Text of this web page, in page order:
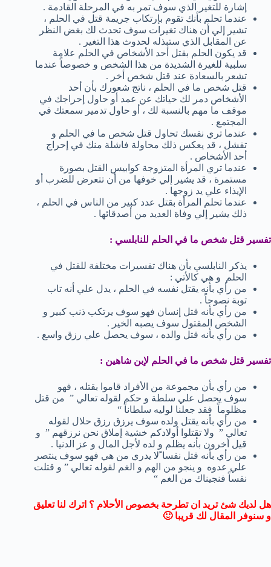
إشارة للتغير الذي سوف تمر به في المرحلة القادمة .
عندما تحلم بأنك تقوم بإرتكاب جريمة قتل في الحلم ،
تشير إلي أن هناك تغيرات سوف تحدث لك بغض النظر
عن المقابل الذي ستبذله لحدوث هذا التغير .
قد يكون الحلم بقتل أحد الأشخاص في الحلم علامة
سلبية للغيرة الشديدة من هذا الشخص و خصوصاً عندما
تشعر بالسعادة عند قتل شخص أخر .
قتل شخص ما في الحلم ، ناتج شعورك بأن أحد
الأشخاص دمر لك حياتك عن عمد أو حاول إحراجك في
موقف ما مهم بالنسبة لك ، أو حاول تدمير سمعتك في
المجتمع .
عندما تري نفسك تحاول قتل شخص ما في الحلم و
تفشل ، قد يعكس ذلك محاولة فاشلة منك في إحراج
أحد الأشخاص .
عندما تري المرأة المتزوجة كوابيس القتل بصورة
مستمرة ، قد يشير إلي خوفها من أن تتعرض للضرب أو
الإيذاء علي يد زوجها .
عندما تحلم المرأة بقتل عدد كبير من الناس في الحلم ،
ذلك يشير إلي وفاة العديد من أصدقائها .
تفسير قتل شخص ما في الحلم للنابلسي :
يذكر النابلسي بأن هناك تفسيرات مختلفة للقتل في
الحلم و هي كالأتي :
من رأي بأنه يقتل نفسه في الحلم ، يدل علي أنه تاب
توبة نصوحاً .
من رأي بأنه قتل إنسان فهو سوف يرتكب ذنب كبير و
الشخص المقتول سوف يصبه الخير .
من رأي بأنه قتل والده ، سوف يحصل علي رزق واسع .
تفسير قتل شخص ما في الحلم لإبن شاهين :
من رأي بأن مجموعة من الأفراد قاموا بقتله ، فهو
سوف يحصل علي سلطة و حكم لقوله تعالي ” من قتل
مظلوماً فقد جعلنا لوليه سلطاناً “
من رأي بأنه يقتل ولده سوف يرزق رزق حلال لقوله
تعالي ” ولا تقتلوا أولادكم خشية إملاق نحن نرزقهم ” و
قيل أخرون بأنه يظلم و لده لأجل المال و عز الدنيا .
من رأي بأنه قتل نفسا ًلا يدري من هي فهو سوف ينتصر
علي عدوه و ينجو من الهم و الغم لقوله تعالي ” و قتلت
نفساً فنجيناك من الغم “
هل لديك شئ تريد ان تطرحة بخصوص الأحلام ؟ اترك لنا تعليق
و سنوفر المقال لك قريبا 🙂